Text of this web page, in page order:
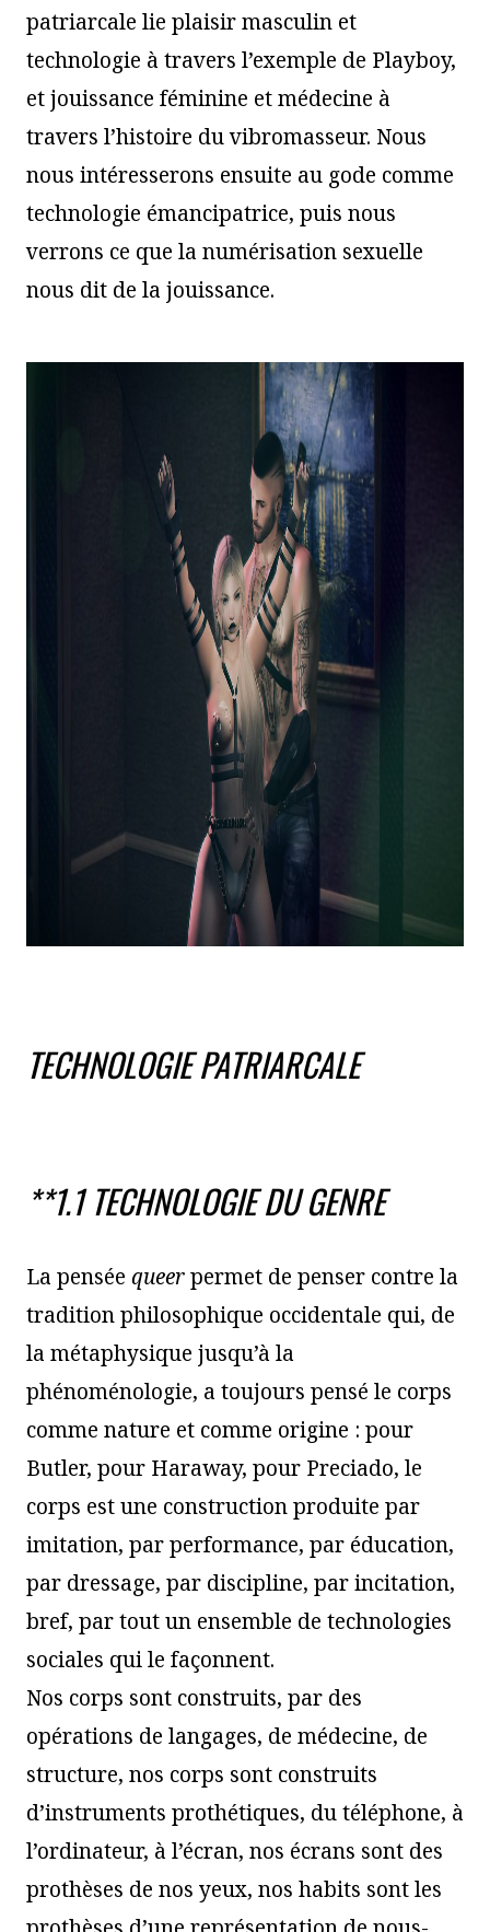
patriarcale lie plaisir masculin et
technologie à travers l’exemple de Playboy,
et jouissance féminine et médecine à
travers l’histoire du vibromasseur. Nous
nous intéresserons ensuite au gode comme
technologie émancipatrice, puis nous
verrons ce que la numérisation sexuelle
nous dit de la jouissance.
TECHNOLOGIE PATRIARCALE
**1.1 TECHNOLOGIE DU GENRE
La pensée queerpermet de penser contre la
tradition philosophique occidentale qui, de
la métaphysique jusqu’à la
phénoménologie, a toujours pensé le corps
comme nature et comme origine : pour
Butler, pour Haraway, pour Preciado, le
corps est une construction produite par
imitation, par performance, par éducation,
par dressage, par discipline, par incitation,
bref, par tout un ensemble de technologies
sociales qui le façonnent.
Nos corps sont construits, par des
opérations de langages, de médecine, de
structure, nos corps sont construits
d’instruments prothétiques, du téléphone, à
l’ordinateur, à l’écran, nos écrans sont des
prothèses de nos yeux, nos habits sont les